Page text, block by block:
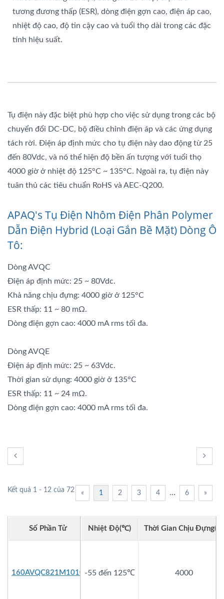
tương đương thấp (ESR), dòng điện gợn cao, điện áp cao,
nhiệt độ cao, độ tin cậy cao và tuổi thọ dài trong các đặc
tính hiệu suất.
Tụ điện này đặc biệt phù hợp cho việc sử dụng trong các bộ
chuyển đổi DC-DC, bộ điều chỉnh điện áp và các ứng dụng
tách rời. Điện áp định mức cho tụ điện này dao động từ 25
đến 80Vdc, và nó thể hiện độ bền ấn tượng với tuổi thọ
4000 giờ ở nhiệt độ 125°C ~ 135°C. Ngoài ra, tụ điện này
tuân thủ các tiêu chuẩn RoHS và AEC-Q200.
APAQ's Tụ Điện Nhôm Điện Phân Polymer
Dẫn Điện Hybrid (Loại Gắn Bề Mặt) Dòng Ô
Tô:
Dòng AVQC
Điện áp định mức: 25 ~ 80Vdc.
Khả năng chịu đựng: 4000 giờ ở 125°C
ESR thấp: 11 ~ 80 mΩ.
Dòng điện gợn cao: 4000 mA rms tối đa.
Dòng AVQE
Điện áp định mức: 25 ~ 63Vdc.
Thời gian sử dụng: 4000 giờ ở 135°C
ESR thấp: 11 ~ 24 mΩ.
Dòng điện gợn cao: 4000 mA rms tối đa.
Kết quả 1 - 12 của 72 « 1 2 3 4 … 6 »
Nhiệt Độ(℃) Thời Gian Chịu Đựng(h)
-55 đến 125℃ 4000
Số Phần Tử
160AVQC821M1010